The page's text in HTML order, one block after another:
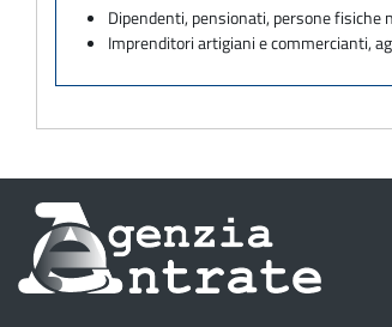
Dipendenti, pensionati, persone fisiche
Imprenditori artigiani e commercianti,
Informazioni
sul